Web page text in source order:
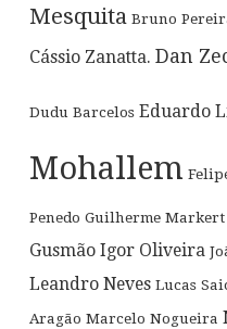
Mesquita Bruno
Cássio Zanatta. Dan
Dudu Barcelos Eduardo
Mohallem
Penedo Guilherme Markert
Gusmão Igor Oliveira
Leandro Neves Lucas
Aragão Marcelo Nogueira